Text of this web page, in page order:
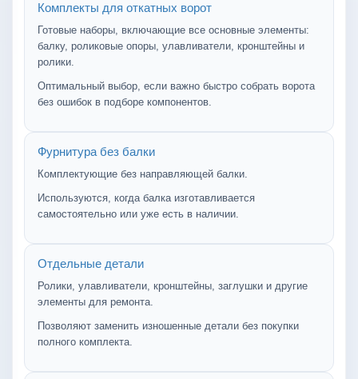
Комплекты для откатных ворот
Готовые наборы, включающие все основные элементы:
балку, роликовые опоры, улавливатели, кронштейны и
ролики.
Оптимальный выбор, если важно быстро собрать ворота
без ошибок в подборе компонентов.
Фурнитура без балки
Комплектующие без направляющей балки.
Используются, когда балка изготавливается
самостоятельно или уже есть в наличии.
Отдельные детали
Ролики, улавливатели, кронштейны, заглушки и другие
элементы для ремонта.
Позволяют заменить изношенные детали без покупки
полного комплекта.